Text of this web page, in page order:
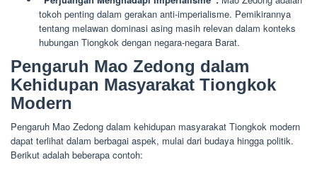
tokoh penting dalam gerakan anti-imperialisme. Pemikirannya
tentang melawan dominasi asing masih relevan dalam konteks
hubungan Tiongkok dengan negara-negara Barat.
Pengaruh Mao Zedong dalam
Kehidupan Masyarakat Tiongkok
Modern
Pengaruh Mao Zedong dalam kehidupan masyarakat Tiongkok modern
dapat terlihat dalam berbagai aspek, mulai dari budaya hingga politik.
Berikut adalah beberapa contoh: